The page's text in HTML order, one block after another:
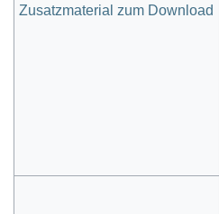
Zusatzmaterial zum Download